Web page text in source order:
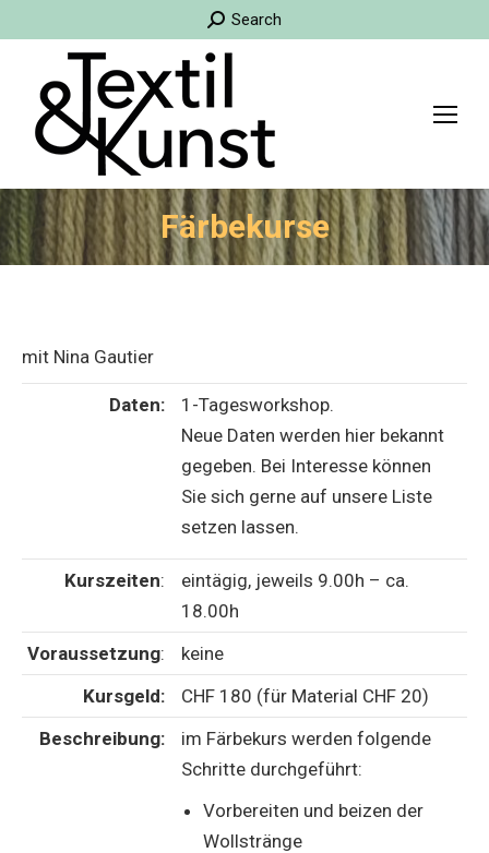
Search:
Search
Färbekurse
mit Nina Gautier
Daten:
1-Tagesworkshop.
Neue Daten werden hier bekannt
gegeben. Bei Interesse können
Sie sich gerne auf unsere Liste
setzen lassen.
Kurszeiten:
eintägig, jeweils 9.00h – ca.
18.00h
Voraussetzung:
keine
Kursgeld:
CHF 180 (für Material CHF 20)
Beschreibung:
im Färbekurs werden folgende
Schritte durchgeführt:
Vorbereiten und beizen der
Wollstränge